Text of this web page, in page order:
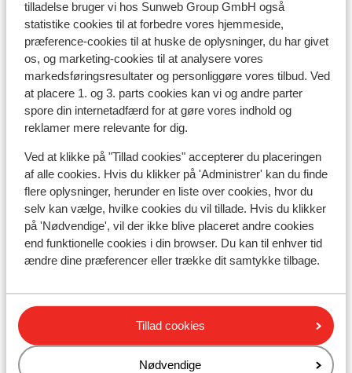
tilladelse bruger vi hos Sunweb Group GmbH også
statistike cookies til at forbedre vores hjemmeside,
præference-cookies til at huske de oplysninger, du har givet
os, og marketing-cookies til at analysere vores
markedsføringsresultater og personliggøre vores tilbud. Ved
at placere 1. og 3. parts cookies kan vi og andre parter
spore din internetadfærd for at gøre vores indhold og
reklamer mere relevante for dig.
Ved at klikke på "Tillad cookies" accepterer du placeringen
af alle cookies. Hvis du klikker på 'Administrer' kan du finde
flere oplysninger, herunder en liste over cookies, hvor du
selv kan vælge, hvilke cookies du vil tillade. Hvis du klikker
på 'Nødvendige', vil der ikke blive placeret andre cookies
end funktionelle cookies i din browser. Du kan til enhver tid
ændre dine præferencer eller trække dit samtykke tilbage.
Tillad cookies
Nødvendige
Liftkort/skileje/undervisning
Liftkort
Undervisning
Skileje
Andre overnatningssteder i 3 Zinnen
Dolomitterne
Parkhotel Sole Paradiso - hotel
Parkhotel Sole Paradiso - lejligheder
Sport & Kurhotel Bad Moos